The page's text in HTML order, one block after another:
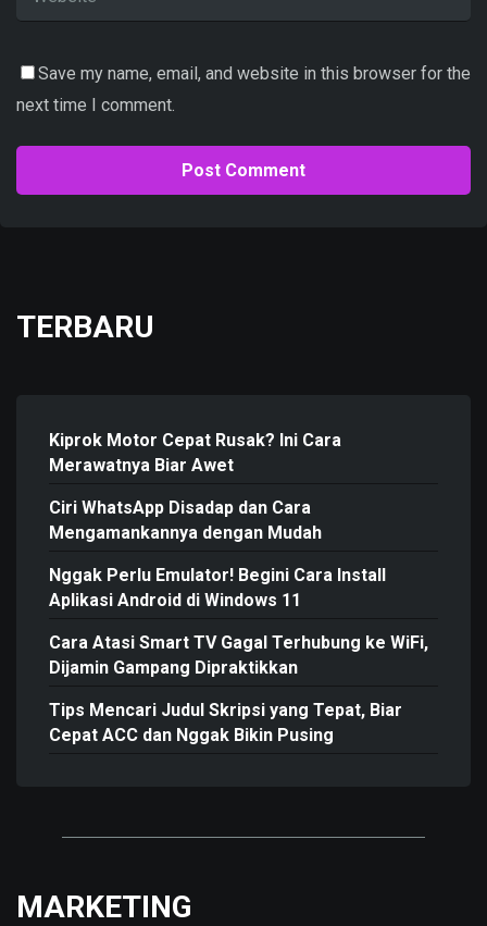
Save my name, email, and website in this browser for the
next time I comment.
TERBARU
Kiprok Motor Cepat Rusak? Ini Cara
Merawatnya Biar Awet
Ciri WhatsApp Disadap dan Cara
Mengamankannya dengan Mudah
Nggak Perlu Emulator! Begini Cara Install
Aplikasi Android di Windows 11
Cara Atasi Smart TV Gagal Terhubung ke WiFi,
Dijamin Gampang Dipraktikkan
Tips Mencari Judul Skripsi yang Tepat, Biar
Cepat ACC dan Nggak Bikin Pusing
MARKETING